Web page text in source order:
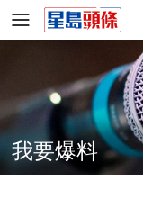
我要爆料